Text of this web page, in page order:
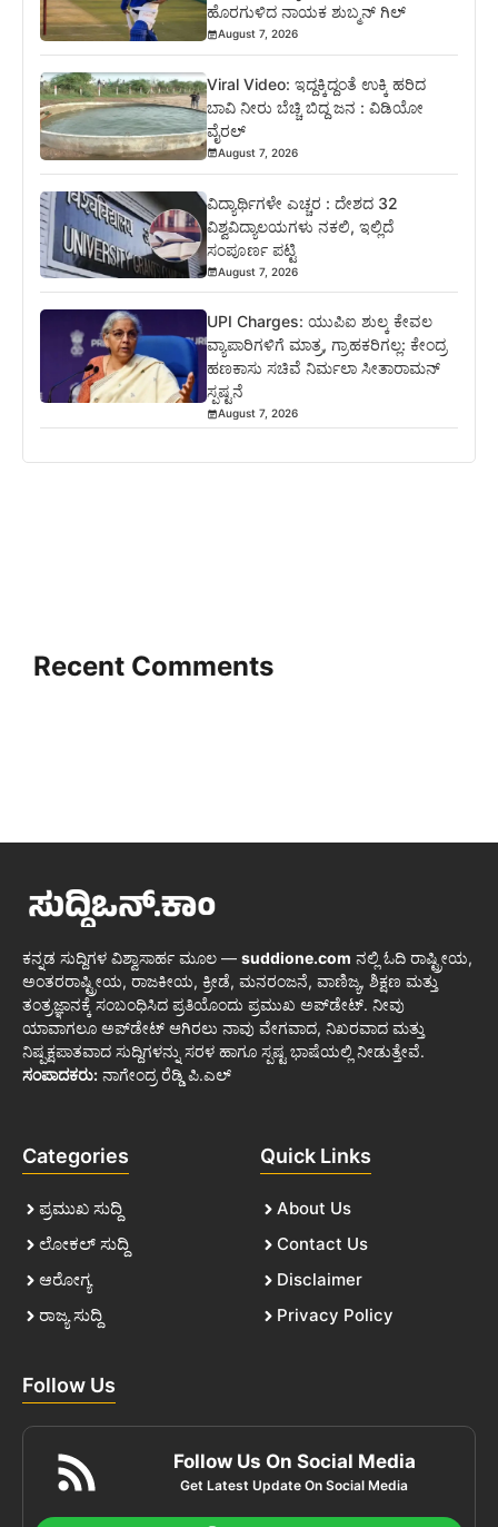
ಹೊರಗುಳಿದ ನಾಯಕ ಶುಬ್ಮನ್ ಗಿಲ್
August 7, 2026
Viral Video: ಇದ್ದಕ್ಕಿದ್ದಂತೆ ಉಕ್ಕಿ ಹರಿದ
ಬಾವಿ ನೀರು ಬೆಚ್ಚಿ ಬಿದ್ದ ಜನ : ವಿಡಿಯೋ
ವೈರಲ್
August 7, 2026
ವಿದ್ಯಾರ್ಥಿಗಳೇ ಎಚ್ಚರ : ದೇಶದ 32
ವಿಶ್ವವಿದ್ಯಾಲಯಗಳು ನಕಲಿ, ಇಲ್ಲಿದೆ
ಸಂಪೂರ್ಣ ಪಟ್ಟಿ
August 7, 2026
UPI Charges: ಯುಪಿಐ ಶುಲ್ಕ ಕೇವಲ
ವ್ಯಾಪಾರಿಗಳಿಗೆ ಮಾತ್ರ, ಗ್ರಾಹಕರಿಗಲ್ಲ: ಕೇಂದ್ರ
ಹಣಕಾಸು ಸಚಿವೆ ನಿರ್ಮಲಾ ಸೀತಾರಾಮನ್
ಸ್ಪಷ್ಟನೆ
August 7, 2026
Recent Comments
ಕನ್ನಡ ಸುದ್ದಿಗಳ ವಿಶ್ವಾಸಾರ್ಹ ಮೂಲ — suddione.com ನಲ್ಲಿ ಓದಿ ರಾಷ್ಟ್ರೀಯ,
ಅಂತರರಾಷ್ಟ್ರೀಯ, ರಾಜಕೀಯ, ಕ್ರೀಡೆ, ಮನರಂಜನೆ, ವಾಣಿಜ್ಯ, ಶಿಕ್ಷಣ ಮತ್ತು
ತಂತ್ರಜ್ಞಾನಕ್ಕೆ ಸಂಬಂಧಿಸಿದ ಪ್ರತಿಯೊಂದು ಪ್ರಮುಖ ಅಪ್‌ಡೇಟ್. ನೀವು
ಯಾವಾಗಲೂ ಅಪ್‌ಡೇಟ್ ಆಗಿರಲು ನಾವು ವೇಗವಾದ, ನಿಖರವಾದ ಮತ್ತು
ನಿಷ್ಪಕ್ಷಪಾತವಾದ ಸುದ್ದಿಗಳನ್ನು ಸರಳ ಹಾಗೂ ಸ್ಪಷ್ಟ ಭಾಷೆಯಲ್ಲಿ ನೀಡುತ್ತೇವೆ.
ಸಂಪಾದಕರು: ನಾಗೇಂದ್ರ ರೆಡ್ಡಿ ಪಿ.ಎಲ್
Categories
ಪ್ರಮುಖ ಸುದ್ದಿ
ಲೋಕಲ್ ಸುದ್ದಿ
ಆರೋಗ್ಯ
ರಾಜ್ಯ ಸುದ್ದಿ
Quick Links
About Us
Contact Us
Disclaimer
Privacy Policy
Follow Us
Follow Us On Social Media
Get Latest Update On Social Media